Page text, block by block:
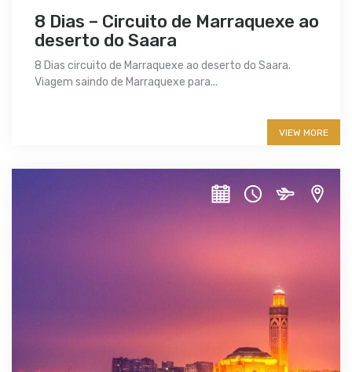
8 Dias – Circuito de Marraquexe ao
deserto do Saara
8 Dias circuito de Marraquexe ao deserto do Saara.
Viagem saindo de Marraquexe para...
VIEW MORE